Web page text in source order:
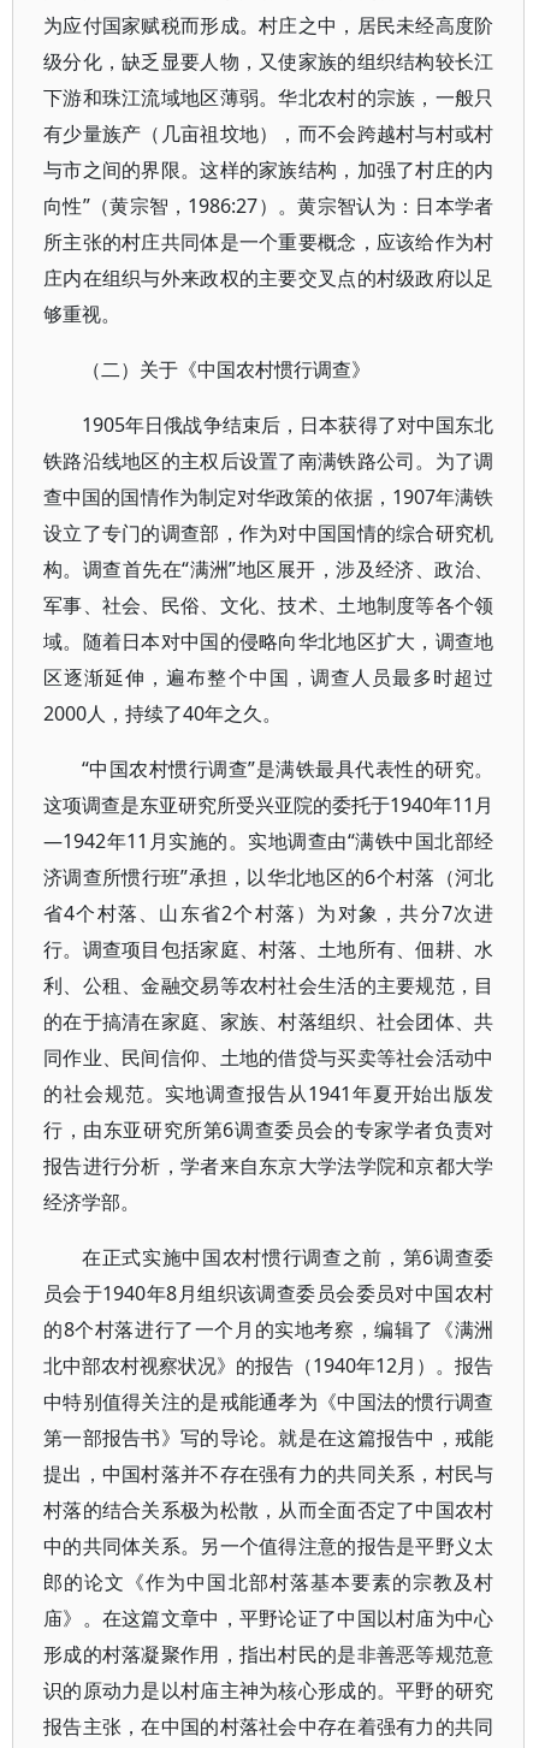
为应付国家赋税而形成。村庄之中，居民未经高度阶
级分化，缺乏显要人物，又使家族的组织结构较长江
下游和珠江流域地区薄弱。华北农村的宗族，一般只
有少量族产（几亩祖坟地），而不会跨越村与村或村
与市之间的界限。这样的家族结构，加强了村庄的内
向性”（黄宗智，1986:27）。黄宗智认为：日本学者
所主张的村庄共同体是一个重要概念，应该给作为村
庄内在组织与外来政权的主要交叉点的村级政府以足
够重视。
（二）关于《中国农村惯行调查》
1905年日俄战争结束后，日本获得了对中国东北
铁路沿线地区的主权后设置了南满铁路公司。为了调
查中国的国情作为制定对华政策的依据，1907年满铁
设立了专门的调查部，作为对中国国情的综合研究机
构。调查首先在“满洲”地区展开，涉及经济、政治、
军事、社会、民俗、文化、技术、土地制度等各个领
域。随着日本对中国的侵略向华北地区扩大，调查地
区逐渐延伸，遍布整个中国，调查人员最多时超过
2000人，持续了40年之久。
“中国农村惯行调查”是满铁最具代表性的研究。
这项调查是东亚研究所受兴亚院的委托于1940年11月
—1942年11月实施的。实地调查由“满铁中国北部经
济调查所惯行班”承担，以华北地区的6个村落（河北
省4个村落、山东省2个村落）为对象，共分7次进
行。调查项目包括家庭、村落、土地所有、佃耕、水
利、公租、金融交易等农村社会生活的主要规范，目
的在于搞清在家庭、家族、村落组织、社会团体、共
同作业、民间信仰、土地的借贷与买卖等社会活动中
的社会规范。实地调查报告从1941年夏开始出版发
行，由东亚研究所第6调查委员会的专家学者负责对
报告进行分析，学者来自东京大学法学院和京都大学
经济学部。
在正式实施中国农村惯行调查之前，第6调查委
员会于1940年8月组织该调查委员会委员对中国农村
的8个村落进行了一个月的实地考察，编辑了《满洲
北中部农村视察状况》的报告（1940年12月）。报告
中特别值得关注的是戒能通孝为《中国法的惯行调查
第一部报告书》写的导论。就是在这篇报告中，戒能
提出，中国村落并不存在强有力的共同关系，村民与
村落的结合关系极为松散，从而全面否定了中国农村
中的共同体关系。另一个值得注意的报告是平野义太
郎的论文《作为中国北部村落基本要素的宗教及村
庙》。在这篇文章中，平野论证了中国以村庙为中心
形成的村落凝聚作用，指出村民的是非善恶等规范意
识的原动力是以村庙主神为核心形成的。平野的研究
报告主张，在中国的村落社会中存在着强有力的共同